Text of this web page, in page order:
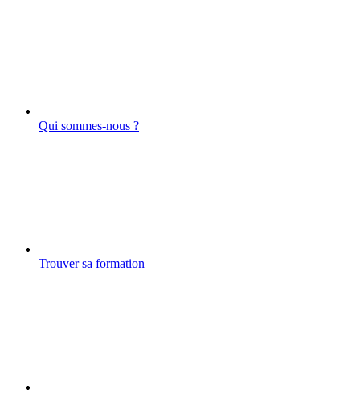
Qui sommes-nous ?
Trouver sa formation